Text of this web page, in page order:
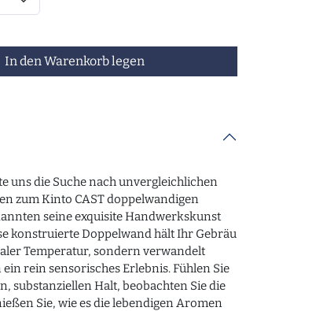
In den Warenkorb legen
uns die Suche nach unvergleichlichen
zum Kinto CAST doppelwandigen
seine exquisite Handwerkskunst
konstruierte Doppelwand hält Ihr Gebräu
Temperatur, sondern verwandelt
rein sensorisches Erlebnis. Fühlen Sie
substanziellen Halt, beobachten Sie die
Sie, wie es die lebendigen Aromen